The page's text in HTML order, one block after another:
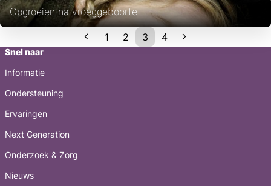
Opgroeien na vroeggeboorte
1 2 3 4
Snel naar
Informatie
Ondersteuning
Ervaringen
Next Generation
Onderzoek & Zorg
Nieuws